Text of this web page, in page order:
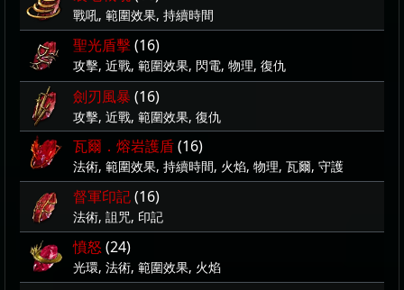
戰吼, 範圍效果, 持續時間
聖光盾擊(16)
攻擊, 近戰, 範圍效果, 閃電, 物理, 復仇
劍刃風暴 (16)
攻擊, 近戰, 範圍效果, 復仇
瓦爾．熔岩護盾(16)
法術, 範圍效果, 持續時間, 火焰, 物理, 瓦爾, 守護
督軍印記(16)
法術, 詛咒, 印記
憤怒 (24)
光環, 法術, 範圍效果, 火焰